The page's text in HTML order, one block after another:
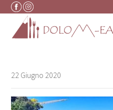
Vai al contenuto
22 Giugno 2020